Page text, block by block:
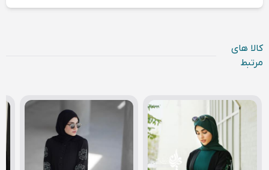
کالا های
مرتبط